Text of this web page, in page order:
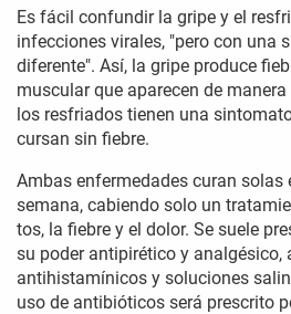
Es fácil confundir la gripe y el
infecciones virales, "pero con una
diferente". Así, la gripe produce
muscular que aparecen de
los resfriados tienen una
cursan sin fiebre.
Ambas enfermedades curan solas
semana, cabiendo solo un
tos, la fiebre y el dolor. Se suele
su poder antipirético y analgésico,
antihistamínicos y soluciones
uso de antibióticos será prescrito